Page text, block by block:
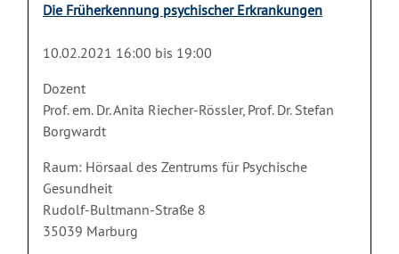
Die Früherkennung psychischer Erkrankungen
10.02.2021 16:00 bis 19:00
Dozent
Prof. em. Dr. Anita Riecher-Rössler, Prof. Dr. Stefan
Borgwardt
Raum: Hörsaal des Zentrums für Psychische
Gesundheit
Rudolf-Bultmann-Straße 8
35039 Marburg